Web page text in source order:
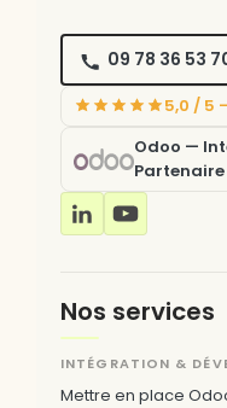
09 78 36 53
5,0 / 5
Odoo —
Partenaire
Nos services
INTÉGRATION &
Mettre en place